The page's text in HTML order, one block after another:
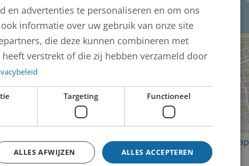
©OpenStreetMap
en advertenties te personaliseren en om ons
informatie over uw gebruik van onze site
die deze kunnen combineren met
verstrekt of die zij hebben verzameld door
Targeting Functioneel
ALLES ACCEPTEREN
ALLES AFWIJZEN